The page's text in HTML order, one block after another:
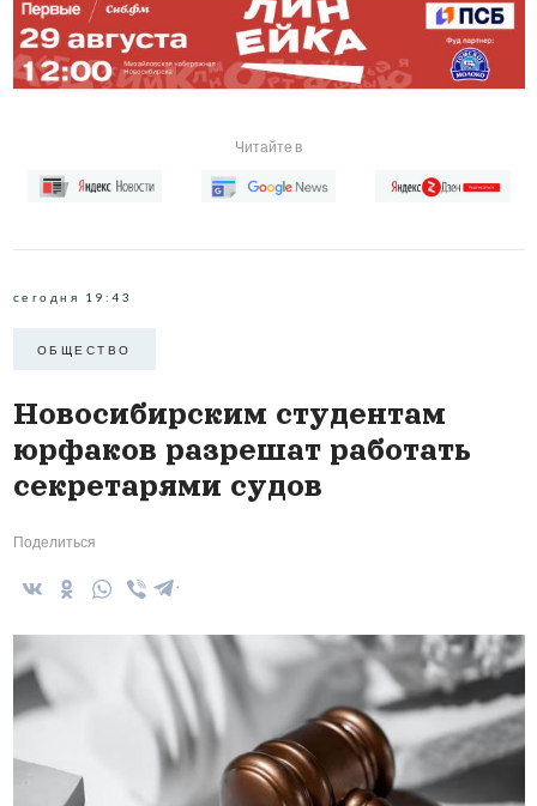
Читайте в
сегодня 19:43
ОБЩЕСТВО
Новосибирским студентам
юрфаков разрешат работать
секретарями судов
Поделиться